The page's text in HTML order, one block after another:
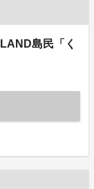
島民「く